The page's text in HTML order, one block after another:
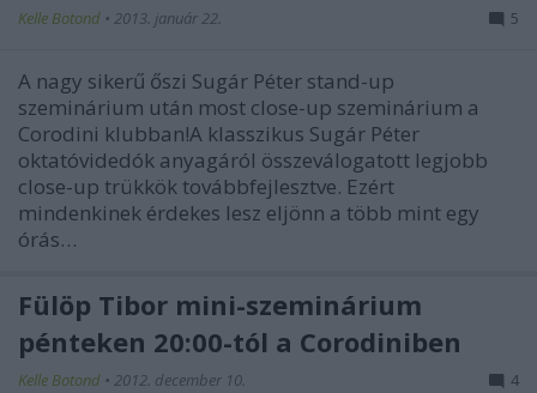
Kelle Botond • 2013. január 22. 5
A nagy sikerű őszi Sugár Péter stand-up
szeminárium után most close-up szeminárium a
Corodini klubban!A klasszikus Sugár Péter
oktatóvidedók anyagáról összeválogatott legjobb
close-up trükkök továbbfejlesztve. Ezért
mindenkinek érdekes lesz eljönn a több mint egy
órás…
Fülöp Tibor mini-szeminárium
pénteken 20:00-tól a Corodiniben
Kelle Botond • 2012. december 10. 4